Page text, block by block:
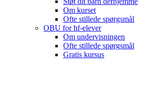
Om kurset
Ofte stillede spørgsmål
OBU for hf-elever
Om undervisningen
Ofte stillede spørgsmål
Gratis kursus